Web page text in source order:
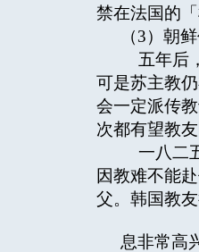
禁在法国的
（3）朝
五年后
可是苏主教
会一定派传
次都有望教
一八二
因教难不能
父。韩国教
息非常高